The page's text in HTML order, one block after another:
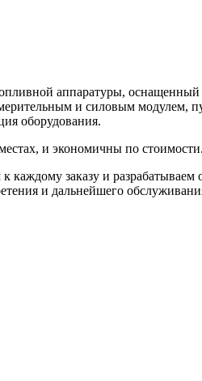
аппаратуры,
и силовым модулем,
оборудования.
и экономичны по стоимости.
заказу и разрабатываем
и дальнейшего